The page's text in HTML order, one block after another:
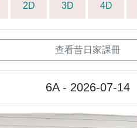
2D 3D 4D
查看昔日家課冊
6A - 2026-07-14